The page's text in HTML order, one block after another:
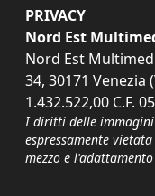
PRIVACY
Nord Est
Nord Est
34, 30171 Venezia
1.432.522,00 C.F.
I diritti delle
espressamente
mezzo e